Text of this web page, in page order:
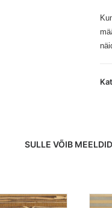
SULLE VÕIB